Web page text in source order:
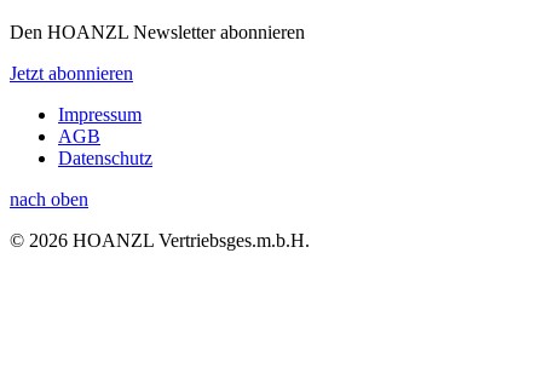
Den HOANZL Newsletter abonnieren
Jetzt abonnieren
Impressum
AGB
Datenschutz
nach oben
© 2026 HOANZL Vertriebsges.m.b.H.